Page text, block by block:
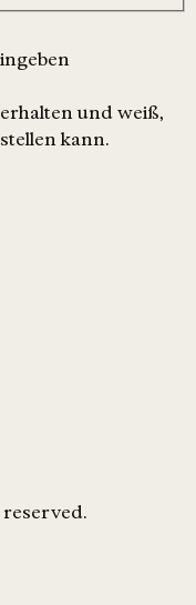
und weiß,
kann.
reserved.